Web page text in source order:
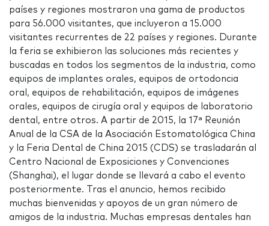
países y regiones mostraron una gama de productos
para 56.000 visitantes, que incluyeron a 15.000
visitantes recurrentes de 22 países y regiones. Durante
la feria se exhibieron las soluciones más recientes y
buscadas en todos los segmentos de la industria, como
equipos de implantes orales, equipos de ortodoncia
oral, equipos de rehabilitación, equipos de imágenes
orales, equipos de cirugía oral y equipos de laboratorio
dental, entre otros. A partir de 2015, la 17ª Reunión
Anual de la CSA de la Asociación Estomatológica China
y la Feria Dental de China 2015 (CDS) se trasladarán al
Centro Nacional de Exposiciones y Convenciones
(Shanghai), el lugar donde se llevará a cabo el evento
posteriormente. Tras el anuncio, hemos recibido
muchas bienvenidas y apoyos de un gran número de
amigos de la industria. Muchas empresas dentales han